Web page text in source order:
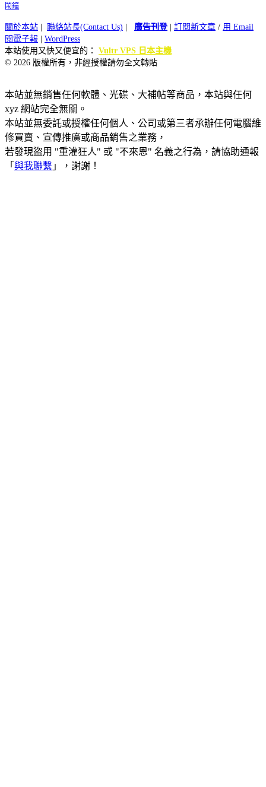
鬧鐘
關於本站 聯絡站長(Contact Us) 廣告刊登| 訂閱新文章 / 用 Email
閱電子報
WordPress
本站使用又快又便宜的： Vultr VPS 日本主機
© 2026 版權所有，非經授權請勿全文轉貼
本站並無銷售任何軟體、光碟、大補帖等商品，本站與任何
xyz 網站完全無關。
本站並無委託或授權任何個人、公司或第三者承辦任何電腦維
修買賣、宣傳推廣或商品銷售之業務，
若發現盜用 "重灌狂人" 或 "不來恩" 名義之行為，請協助通報
「 與我聯繫 」，謝謝！